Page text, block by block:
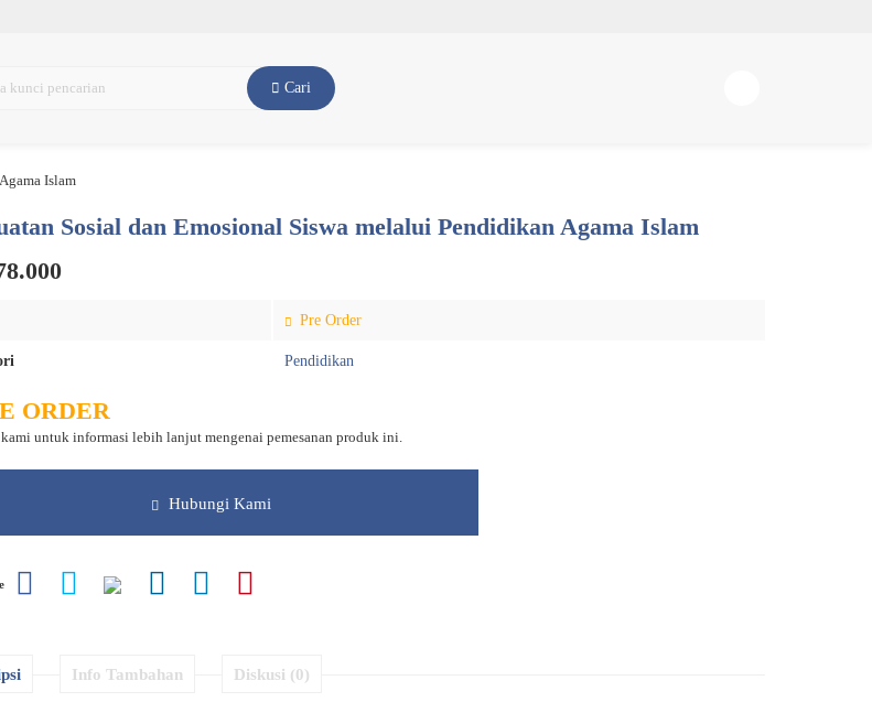
Cari
Islam
Sosial dan Emosional Siswa melalui Pendidikan Agama Islam
Pre Order
Pendidikan
ORDER
untuk informasi lebih lanjut mengenai pemesanan produk ini.
Hubungi Kami
Info Tambahan Diskusi (0)